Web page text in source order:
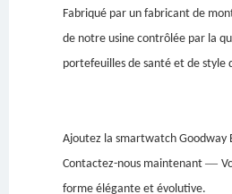
Fabriqué par un fabricant de
de notre usine contrôlée par la
portefeuilles de santé et de style
Ajoutez la smartwatch Goodway
Contactez-nous maintenant —
forme élégante et évolutive.